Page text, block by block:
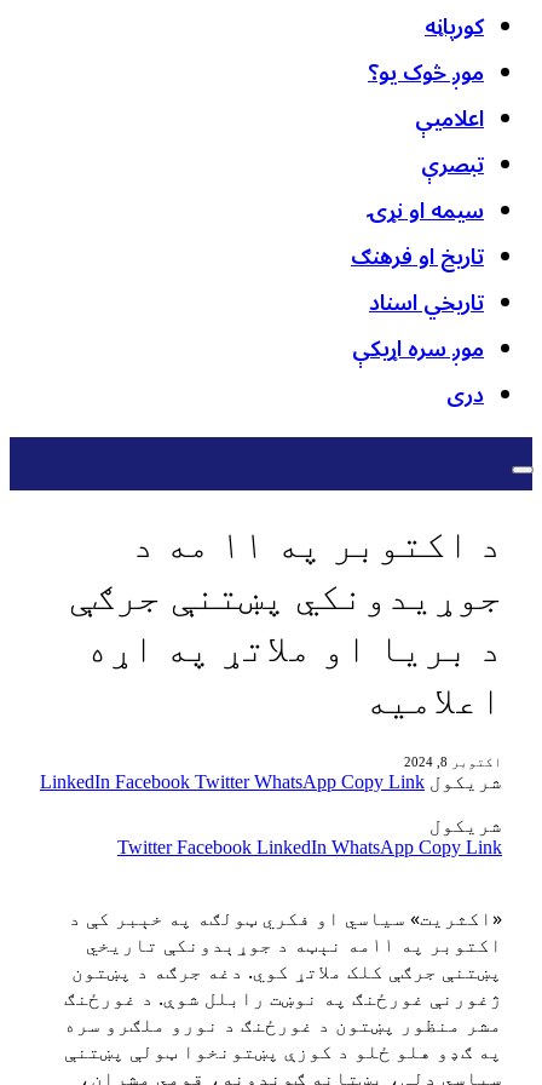
کورپاڼه
موږ څوک یو؟
اعلامیې
تبصرې
سیمه او نړۍ
تاریخ او فرهنګ
تاریخي اسناد
موږ سره اړیکې
دری
د اکتوبر په ۱۱ مه د
جوړيدونکي پښتنې جرګې
د بريا او ملاتړ په اړه
اعلاميه
اکتوبر 8, 2024
شریکول LinkedIn Facebook Twitter WhatsApp Copy Link
شریکول
Twitter Facebook LinkedIn WhatsApp Copy Link
‏«اکثریت» سیاسي او فکري ټولګه په خېبر کې د
اکتوبر په ۱۱مه نېټه د جوړېدونکې تاریخي
پښتنې جرګې کلک ملاتړ کوي. دغه جرګه د پښتون
ژغورنې غورځنګ په نوښت رابلل شوې. د غورځنګ
مشر منظور پښتون د غورځنګ د نورو ملګرو سره
په ګډو هلو ځلو د کوزې پښتونخوا ټولې پښتنې
سیاسي ډلې، پښتانه ګوندونه، قومي مشران،